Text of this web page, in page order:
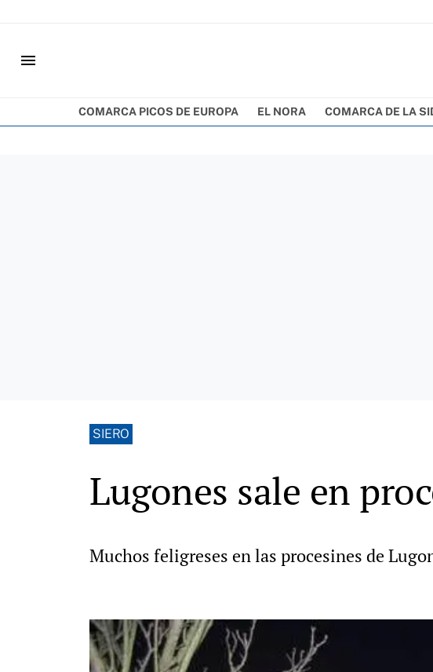
menu
COMARCA PICOS DE EUROPA EL NORA COMARCA DE LA
SIERO
Lugones sale en
Muchos feligreses en las procesines de